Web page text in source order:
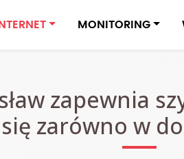
MONITORING
zapewnia
zarówno w